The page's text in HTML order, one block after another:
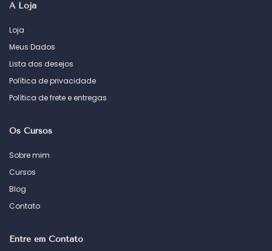
A Loja
Loja
Meus Dados
Lista dos desejos
Política de privacidade
Política de frete e entregas
Os Cursos
Sobre mim
Cursos
Blog
Contato
Entre em Contato